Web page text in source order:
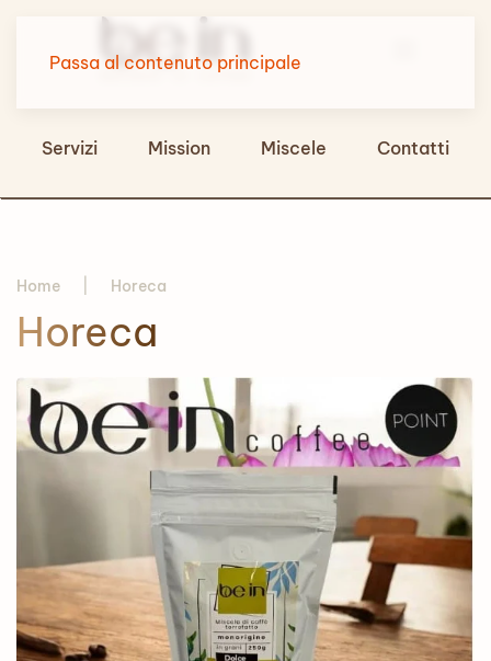
Passa al contenuto principale
Servizi Mission Miscele Contatti
Home Horeca
Horeca